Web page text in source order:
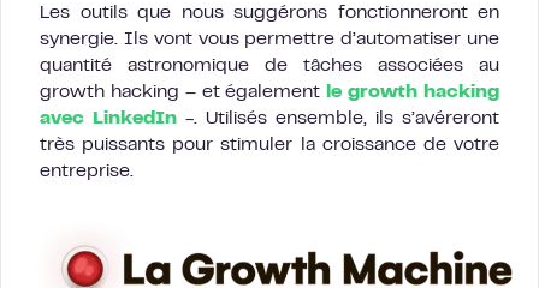
Les outils que nous suggérons fonctionneront en
synergie. Ils vont vous permettre d’automatiser une
quantité astronomique de tâches associées au
growth hacking – et également
le growth hacking
avec LinkedIn -. Utilisés ensemble, ils s’avéreront
très puissants pour stimuler la croissance de votre
entreprise.